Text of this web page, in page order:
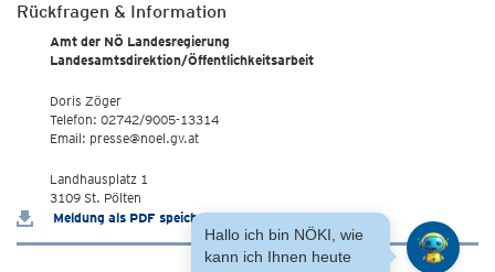
Rückfragen & Information
Amt der NÖ Landesregierung
Landesamtsdirektion/Öffentlichkeitsarbeit
Doris Zöger
Telefon: 02742/9005-13314
Email: presse@noel.gv.at
Landhausplatz 1
3109 St. Pölten
Meldung als PDF speichern
Hallo ich bin NÖKI, wie
kann ich Ihnen heute